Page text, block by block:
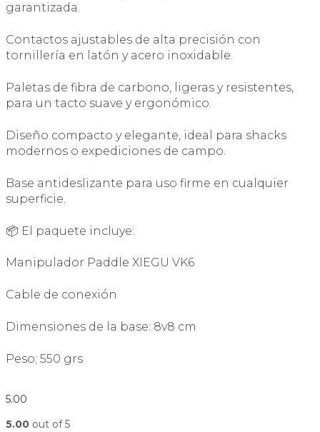
garantizada.
Contactos ajustables de alta precisión con
tornillería en latón y acero inoxidable.
Paletas de fibra de carbono, ligeras y resistentes,
para un tacto suave y ergonómico.
Diseño compacto y elegante, ideal para shacks
modernos o expediciones de campo.
Base antideslizante para uso firme en cualquier
superficie.
📦 El paquete incluye:
Manipulador Paddle XIEGU VK6
Cable de conexión
Dimensiones de la base: 8v8 cm
Peso; 550 grs
5.00
5.00 out of 5